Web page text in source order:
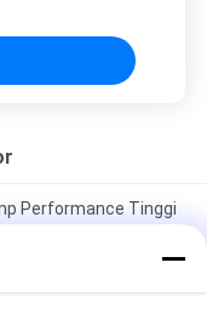
Performance Tinggi
100 untuk Pembeli